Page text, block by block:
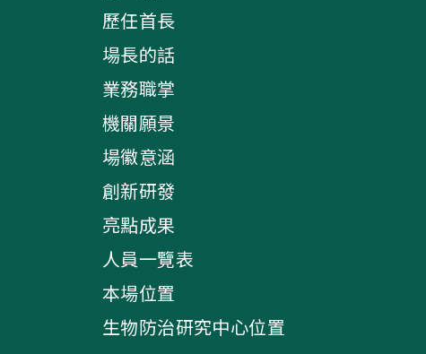
歷任首長
場長的話
業務職掌
機關願景
場徽意涵
創新研發
亮點成果
人員一覽表
本場位置
生物防治研究中心位置